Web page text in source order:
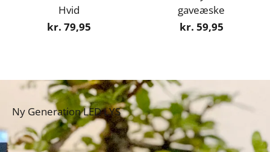
Hvid
kr. 79,95
gaveæske
kr. 59,95
Ny Generation LED LYS